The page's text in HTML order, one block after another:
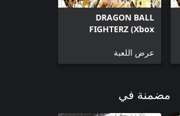
DRAGON BALL
FIGHTERZ (Xbox
عرض اللعبة
مضمنة في